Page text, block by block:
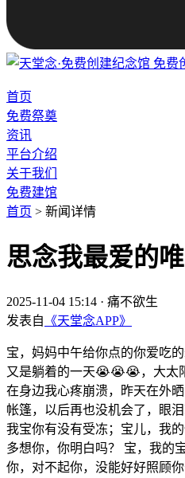
免费
首页
免费祭奠
资讯
平台介绍
关于我们
免费建馆
首页 > 新闻详情
思念我最爱的
2025-11-04 15:14 · 痛不欲生
发表自 《天堂念APP》
宝，妈妈中午给你点的你爱吃
又是躺着的一天😭😭😭，大太
在身边我心疼崩溃，昨天在外
帐篷，以后再也没机会了，眼
我宝你有没有受冻；宝儿，我
多想你，你明白吗？ 宝，我的
你，对不起你，没能好好照顾